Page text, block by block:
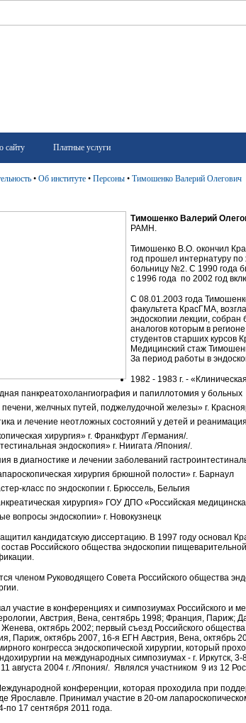
сайту Платные услуги
• Об институте • Персоны • Тимошенко Валерий Олегович
Тимошенко Валерий
РАМН.
Тимошенко В.О. окончил
год прошел интернатуру
больницу №2. С 1990 года
с 1996 года по 2002 год
С 08.01.2003 года
факультета КрасГМА,
эндоскопии лекции,
аналогов которым в
студентов старших курсов
Медицинский стаж
За период работы в
1982 - 1983 г. -
панкреатохолангиография и папиллотомия у
печени, желчных путей, поджелудочной железы» г.
и лечение неотложных состояний у детей и
хирургия» г. Франкфурт /Германия/.
эндоскопия» г. Ниигата /Япония/.
в диагностике и лечении заболеваний
хирургия брюшной полости» г. Барнаул
класс по эндоскопии г. Брюссель, Бельгия
хирургия» ГОУ ДПО «Российская
вопросы эндоскопии» г. Новокузнецк
кандидатскую диссертацию. В 1997 году основал
Российского общества эндоскопии
членом Руководящего Совета Российского общества
участие в конференциях и симпозиумах Российского
Австрия, Вена, сентябрь 1998; Франция,
октябрь 2002; первый съезд Российского
Париж, октябрь 2007, 16-я ЕГН Австрия, Вена, октябрь
конгресса эндоскопической хирургии, который
на международных симпозиумах - г. Иркутск,
11 августа 2004 г. /Япония/. Являлся участником 9 из 12
конференции, которая проходила при
Ярославле. Принимал участие в 20-ом
17 сентября 2011 года.